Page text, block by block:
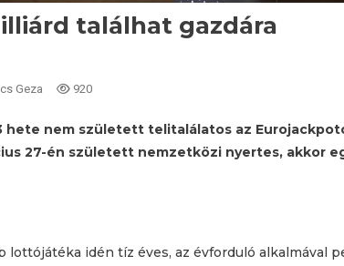
találhat gazdára
Geza 920
hete nem született telitalálatos az
27-én született nemzetközi nyertes, akkor
lottójátéka idén tíz éves, az évforduló alkalmával